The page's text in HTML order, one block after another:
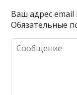
Ваш адрес email
Обязательные